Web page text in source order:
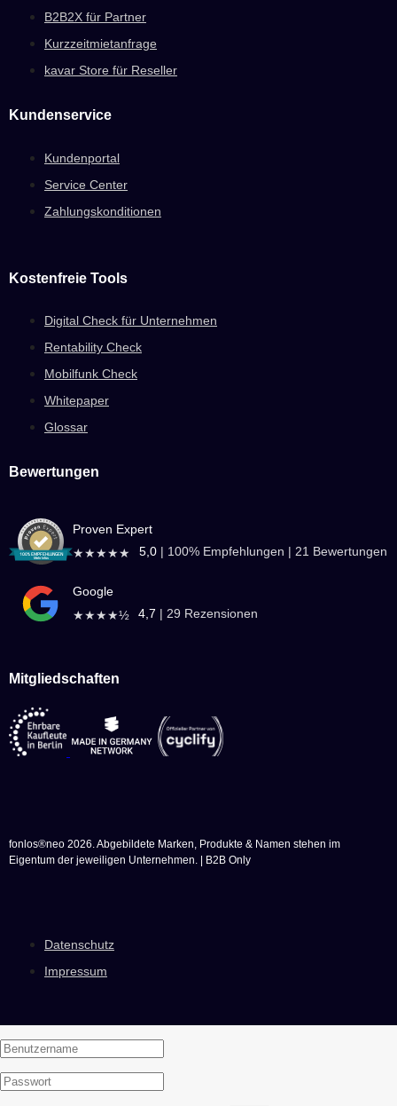
B2B2X für Partner
Kurzzeitmietanfrage
kavar Store für Reseller
Kundenservice
Kundenportal
Service Center
Zahlungskonditionen
Kostenfreie Tools
Digital Check für Unternehmen
Rentability Check
Mobilfunk Check
Whitepaper
Glossar
Bewertungen
Proven Expert
★★★★★
5,0 | 100% Empfehlungen | 21 Bewertungen
Google
★★★★½
4,7 | 29 Rezensionen
Mitgliedschaften
fonlos®neo 2026. Abgebildete Marken, Produkte & Namen stehen im
Eigentum der jeweiligen Unternehmen. | B2B Only
Datenschutz
Impressum